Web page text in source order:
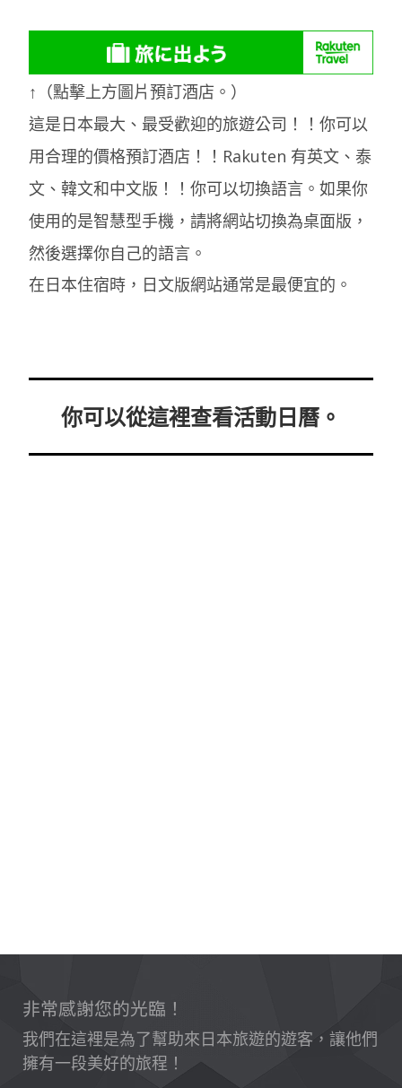
↑（點擊上方圖片預訂酒店。）
這是日本最大、最受歡迎的旅遊公司！！你可以
用合理的價格預訂酒店！！Rakuten 有英文、泰
文、韓文和中文版！！你可以切換語言。如果你
使用的是智慧型手機，請將網站切換為桌面版，
然後選擇你自己的語言。
在日本住宿時，日文版網站通常是最便宜的。
你可以從這裡查看活動日曆。
非常感謝您的光臨！
我們在這裡是為了幫助來日本旅遊的遊客，讓他們
擁有一段美好的旅程！